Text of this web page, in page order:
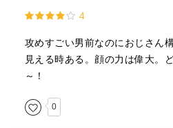
4
攻めすごい男前なのにおじさん
見える時ある。顔の力は偉大。
～！
0